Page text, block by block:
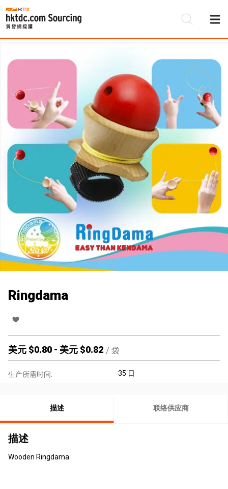
Ringdama
美元 $0.80 - 美元 $0.82 / 袋
生产所需时间: 35 日
描述 联络供应商
描述
Wooden Ringdama